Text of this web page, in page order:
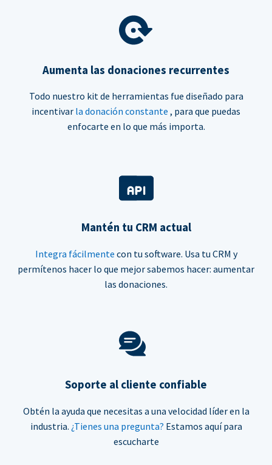
Aumenta las donaciones recurrentes
Todo nuestro kit de herramientas fue diseñado para
incentivar la donación constante , para que puedas
enfocarte en lo que más importa.
Mantén tu CRM actual
Integra fácilmente con tu software. Usa tu CRM y
permítenos hacer lo que mejor sabemos hacer: aumentar
las donaciones.
Soporte al cliente confiable
Obtén la ayuda que necesitas a una velocidad líder en la
industria. ¿Tienes una pregunta? Estamos aquí para
escucharte